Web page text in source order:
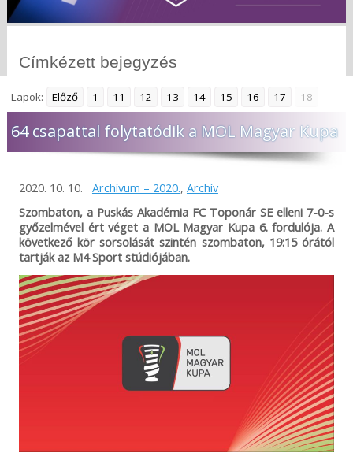
Címkézett bejegyzés
Lapok: Előző 1 11 12 13 14 15 16 17 18
64 csapattal folytatódik a MOL Magyar Kupa
2020. 10. 10. Archívum – 2020., Archív
Szombaton, a Puskás Akadémia FC Toponár SE elleni 7-0-s
győzelmével ért véget a MOL Magyar Kupa 6. fordulója. A
következő kör sorsolását szintén szombaton, 19:15 órától
tartják az M4 Sport stúdiójában.